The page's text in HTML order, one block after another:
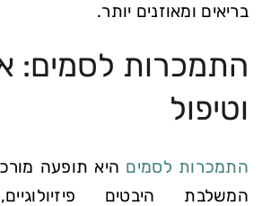
בריאים ומאוזנים יותר.
התמכרות לסמים:
וטיפול
התמכרות לסמים היא תופעה
המשלבת היבטים